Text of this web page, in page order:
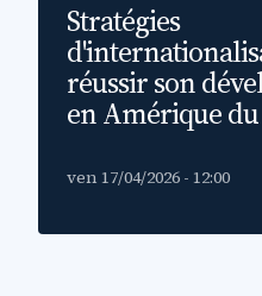
Stratégies
réussir son
en Amérique
ven 17/04/2026 - 12:00